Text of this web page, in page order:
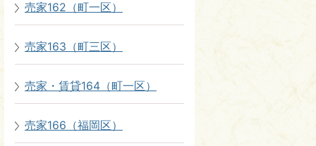
売家162（町一区）
売家163（町三区）
売家・賃貸164（町一区）
売家166（福岡区）